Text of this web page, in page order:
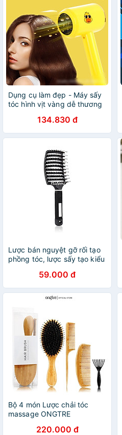
Dụng cụ làm đẹp - Máy sấy
tóc hình vịt vàng dễ thương
2 chiều bền đẹp nhỏ gọn
134.830 đ
Lược bán nguyệt gỡ rối tạo
phồng tóc, lược sấy tạo kiểu
59.000 đ
Bộ 4 món Lược chải tóc
massage ONGTRE
220.000 đ